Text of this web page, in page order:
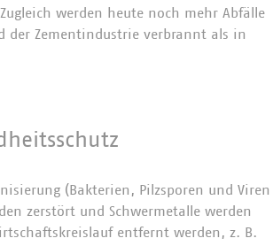
werden heute noch mehr Abfälle
der Zementindustrie verbrannt als in
(Bakterien, Pilzsporen und Viren
zerstört und Schwermetalle werden
entfernt werden, z. B.